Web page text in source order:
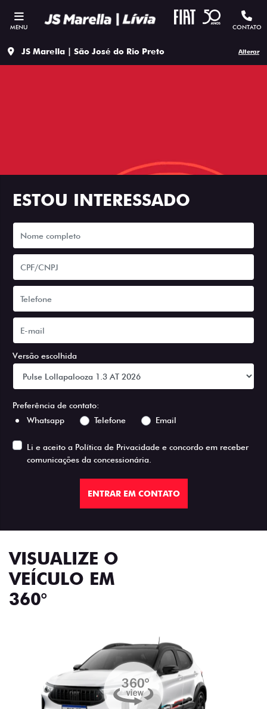
MENU CONTATO
JS Marella | São José do Rio Preto Alterar
ESTOU INTERESSADO
Versão escolhida
Preferência de contato:
Whatsapp
Telefone Email
Li e aceito a Política de Privacidade e concordo em receber
comunicações da concessionária.
ENTRAR EM CONTATO
VISUALIZE O
VEÍCULO EM
360°